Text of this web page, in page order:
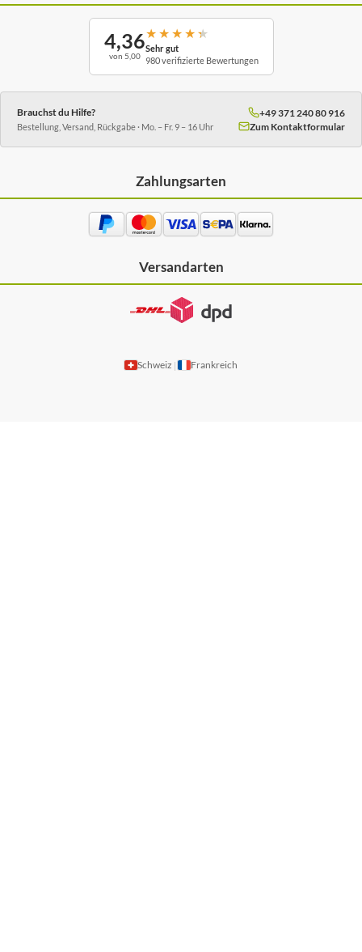
4,36
von 5,00
★ ★ ★ ★ ★
Sehr gut
980 verifizierte Bewertungen
Brauchst du Hilfe?
Bestellung, Versand, Rückgabe · Mo. – Fr. 9 – 16 Uhr
+49 371 240 80 916
Zum Kontaktformular
Zahlungsarten
Versandarten
Schweiz | Frankreich